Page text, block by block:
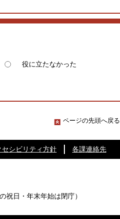
役に立たなかった
ページの先頭へ戻る
セシビリティ方針 各課連絡先
祝日・年末年始は閉庁）